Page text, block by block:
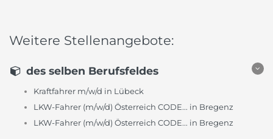
Weitere Stellenangebote:
des selben Berufsfeldes
Kraftfahrer m/w/d in Lübeck
LKW-Fahrer (m/w/d) Österreich CODE... in Bregenz
LKW-Fahrer (m/w/d) Österreich CODE... in Bregenz